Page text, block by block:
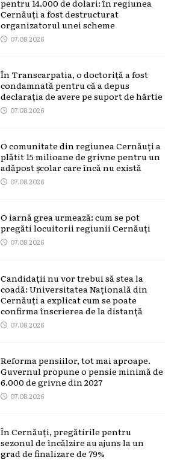
pentru 14.000 de dolari: în regiunea
Cernăuți a fost destructurat
organizatorul unei scheme
07.08.2026
În Transcarpatia, o doctoriță a fost
condamnată pentru că a depus
declarația de avere pe suport de hârtie
07.08.2026
O comunitate din regiunea Cernăuți a
plătit 15 milioane de grivne pentru un
adăpost școlar care încă nu există
07.08.2026
O iarnă grea urmează: cum se pot
pregăti locuitorii regiunii Cernăuți
07.08.2026
Candidații nu vor trebui să stea la
coadă: Universitatea Națională din
Cernăuți a explicat cum se poate
confirma înscrierea de la distanță
07.08.2026
Reforma pensiilor, tot mai aproape.
Guvernul propune o pensie minimă de
6.000 de grivne din 2027
07.08.2026
În Cernăuți, pregătirile pentru
sezonul de încălzire au ajuns la un
grad de finalizare de 79%